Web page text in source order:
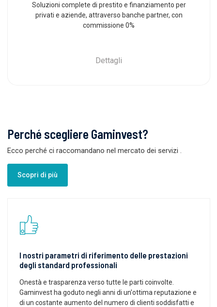
Soluzioni complete di prestito e finanziamento per
privati ​​e aziende, attraverso banche partner, con
commissione 0%
Dettagli
Perché scegliere Gaminvest?
Ecco perché ci raccomandano nel mercato dei servizi
Scopri di più
I nostri parametri di riferimento delle prestazioni
degli standard professionali
Onestà e trasparenza verso tutte le parti coinvolte.
Gaminvest ha goduto negli anni di un'ottima reputazione e
di un costante aumento del numero di clienti soddisfatti e